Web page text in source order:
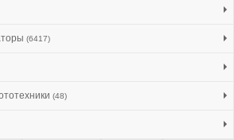
(6417)
(48)